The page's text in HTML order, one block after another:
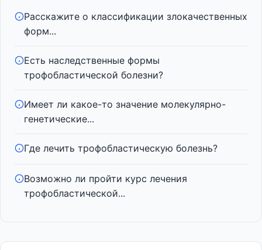
Расскажите о классификации злокачественных
форм...
Есть наследственные формы
трофобластической болезни?
Имеет ли какое-то значение молекулярно-
генетические...
Где лечить трофобластическую болезнь?
Возможно ли пройти курс лечения
трофобластической...